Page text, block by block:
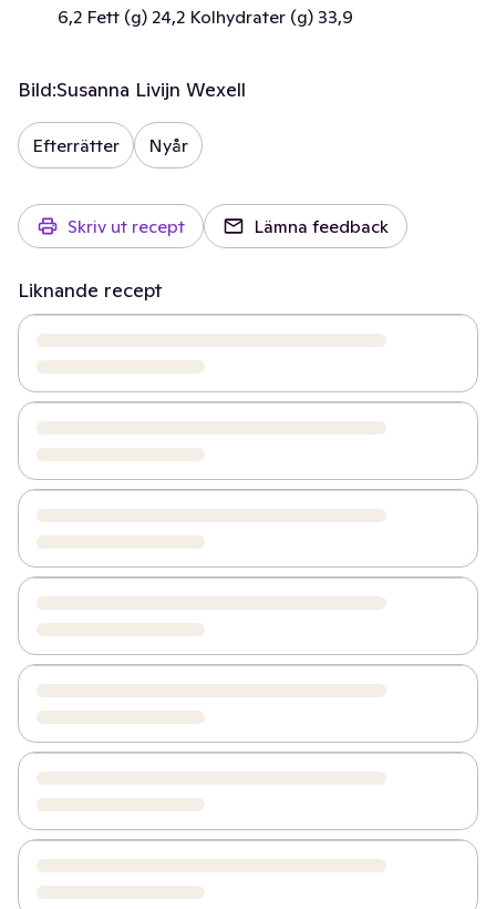
6,2 Fett (g) 24,2 Kolhydrater (g) 33,9
Bild:Susanna Livijn Wexell
Efterrätter Nyår
Skriv ut recept Lämna feedback
Liknande recept